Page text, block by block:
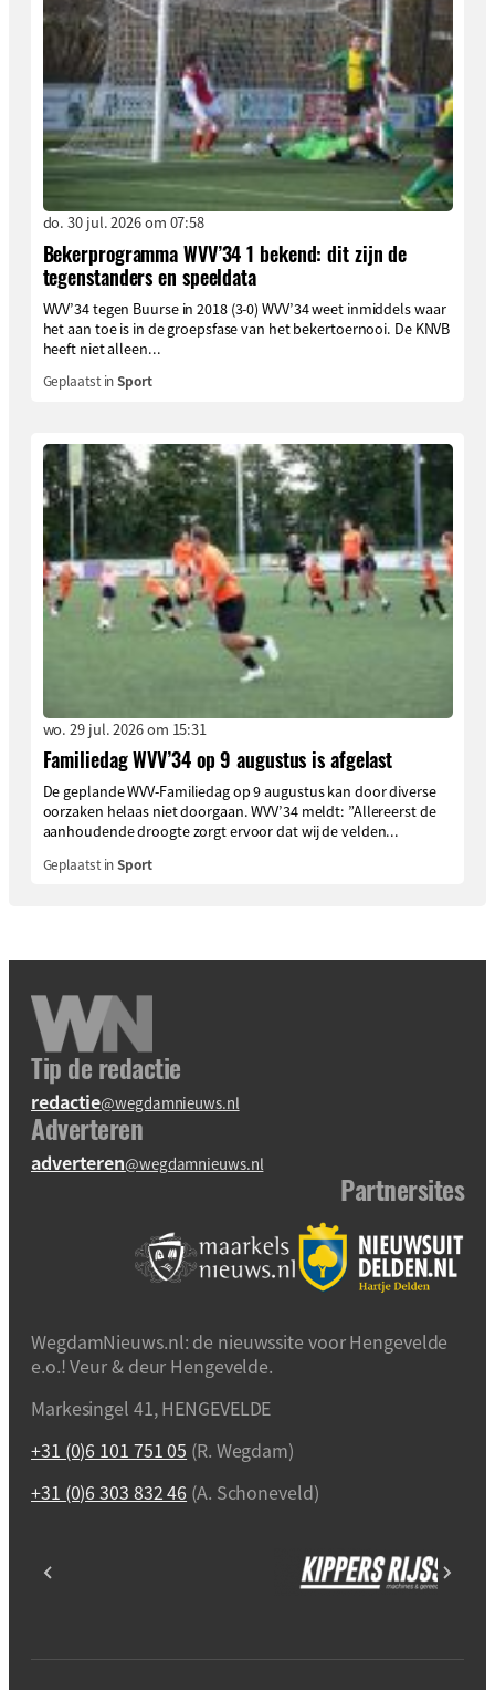
do. 30 jul. 2026 om 07:58
Bekerprogramma WVV’34 1 bekend: dit zijn de
tegenstanders en speeldata
WVV’34 tegen Buurse in 2018 (3-0) WVV’34 weet inmiddels waar
het aan toe is in de groepsfase van het bekertoernooi. De KNVB
heeft niet alleen...
Geplaatst inSport
wo. 29 jul. 2026 om 15:31
Familiedag WVV’34 op 9 augustus is afgelast
De geplande WVV-Familiedag op 9 augustus kan door diverse
oorzaken helaas niet doorgaan. WVV’34 meldt: ”Allereerst de
aanhoudende droogte zorgt ervoor dat wij de velden...
Geplaatst inSport
Tip de redactie
redactie@wegdamnieuws.nl
Adverteren
adverteren@wegdamnieuws.nl
Partnersites
WegdamNieuws.nl: de nieuwssite voor Hengevelde
e.o.! Veur & deur Hengevelde.
Markesingel 41, HENGEVELDE
+31 (0)6 101 751 05 (R. Wegdam)
+31 (0)6 303 832 46 (A. Schoneveld)